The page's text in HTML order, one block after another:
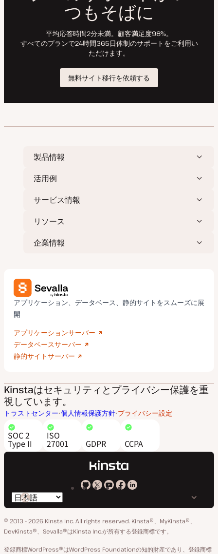
製品情報
活用例
サービス情報
リソース
企業情報
アプリケーション、データベース、静的サイトをスムーズに展
開
アプリケーションサーバー
データベースサーバー
静的サイトサーバー
Kinstaはセキュリティとプライバシー保護を重
視しています。
トラストセンター 個人情報保護方針 プライバシー設定
SOC 2
Type II
ISO
27001 GDPR CCPA
Kinsta
GitHub
Kinsta
X
ア
カ
Kinsta
YouTube
Kinsta
Facebook
Kinsta
LinkedIn
ペ
ー
言
語
の
り
© 2013 - 2026 Kinsta Inc. All rights reserved. Kinsta®、MyKinsta®、
DevKinsta®、Sevalla®はKinsta Inc.が所有する登録商標です。
登録商標WordPress®はWordPress Foundationの知的財産であり、登録商標